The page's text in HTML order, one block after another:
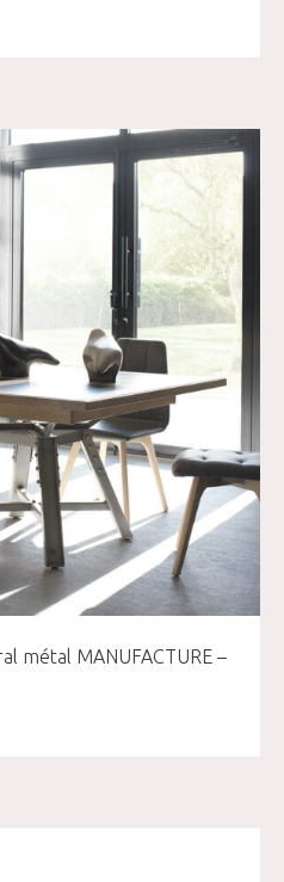
métal MANUFACTURE –